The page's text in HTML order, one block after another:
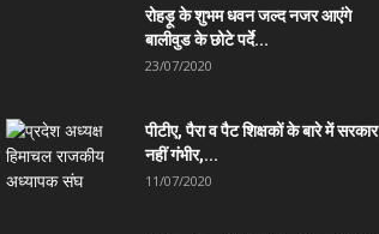
रोहड़ू के शुभम धवन जल्द नजर आएंगे
बालीवुड के छोटे पर्दे...
23/07/2020
पीटीए, पैरा व पैट शिक्षकों के बारे में सरकार
नहीं गंभीर,...
11/07/2020